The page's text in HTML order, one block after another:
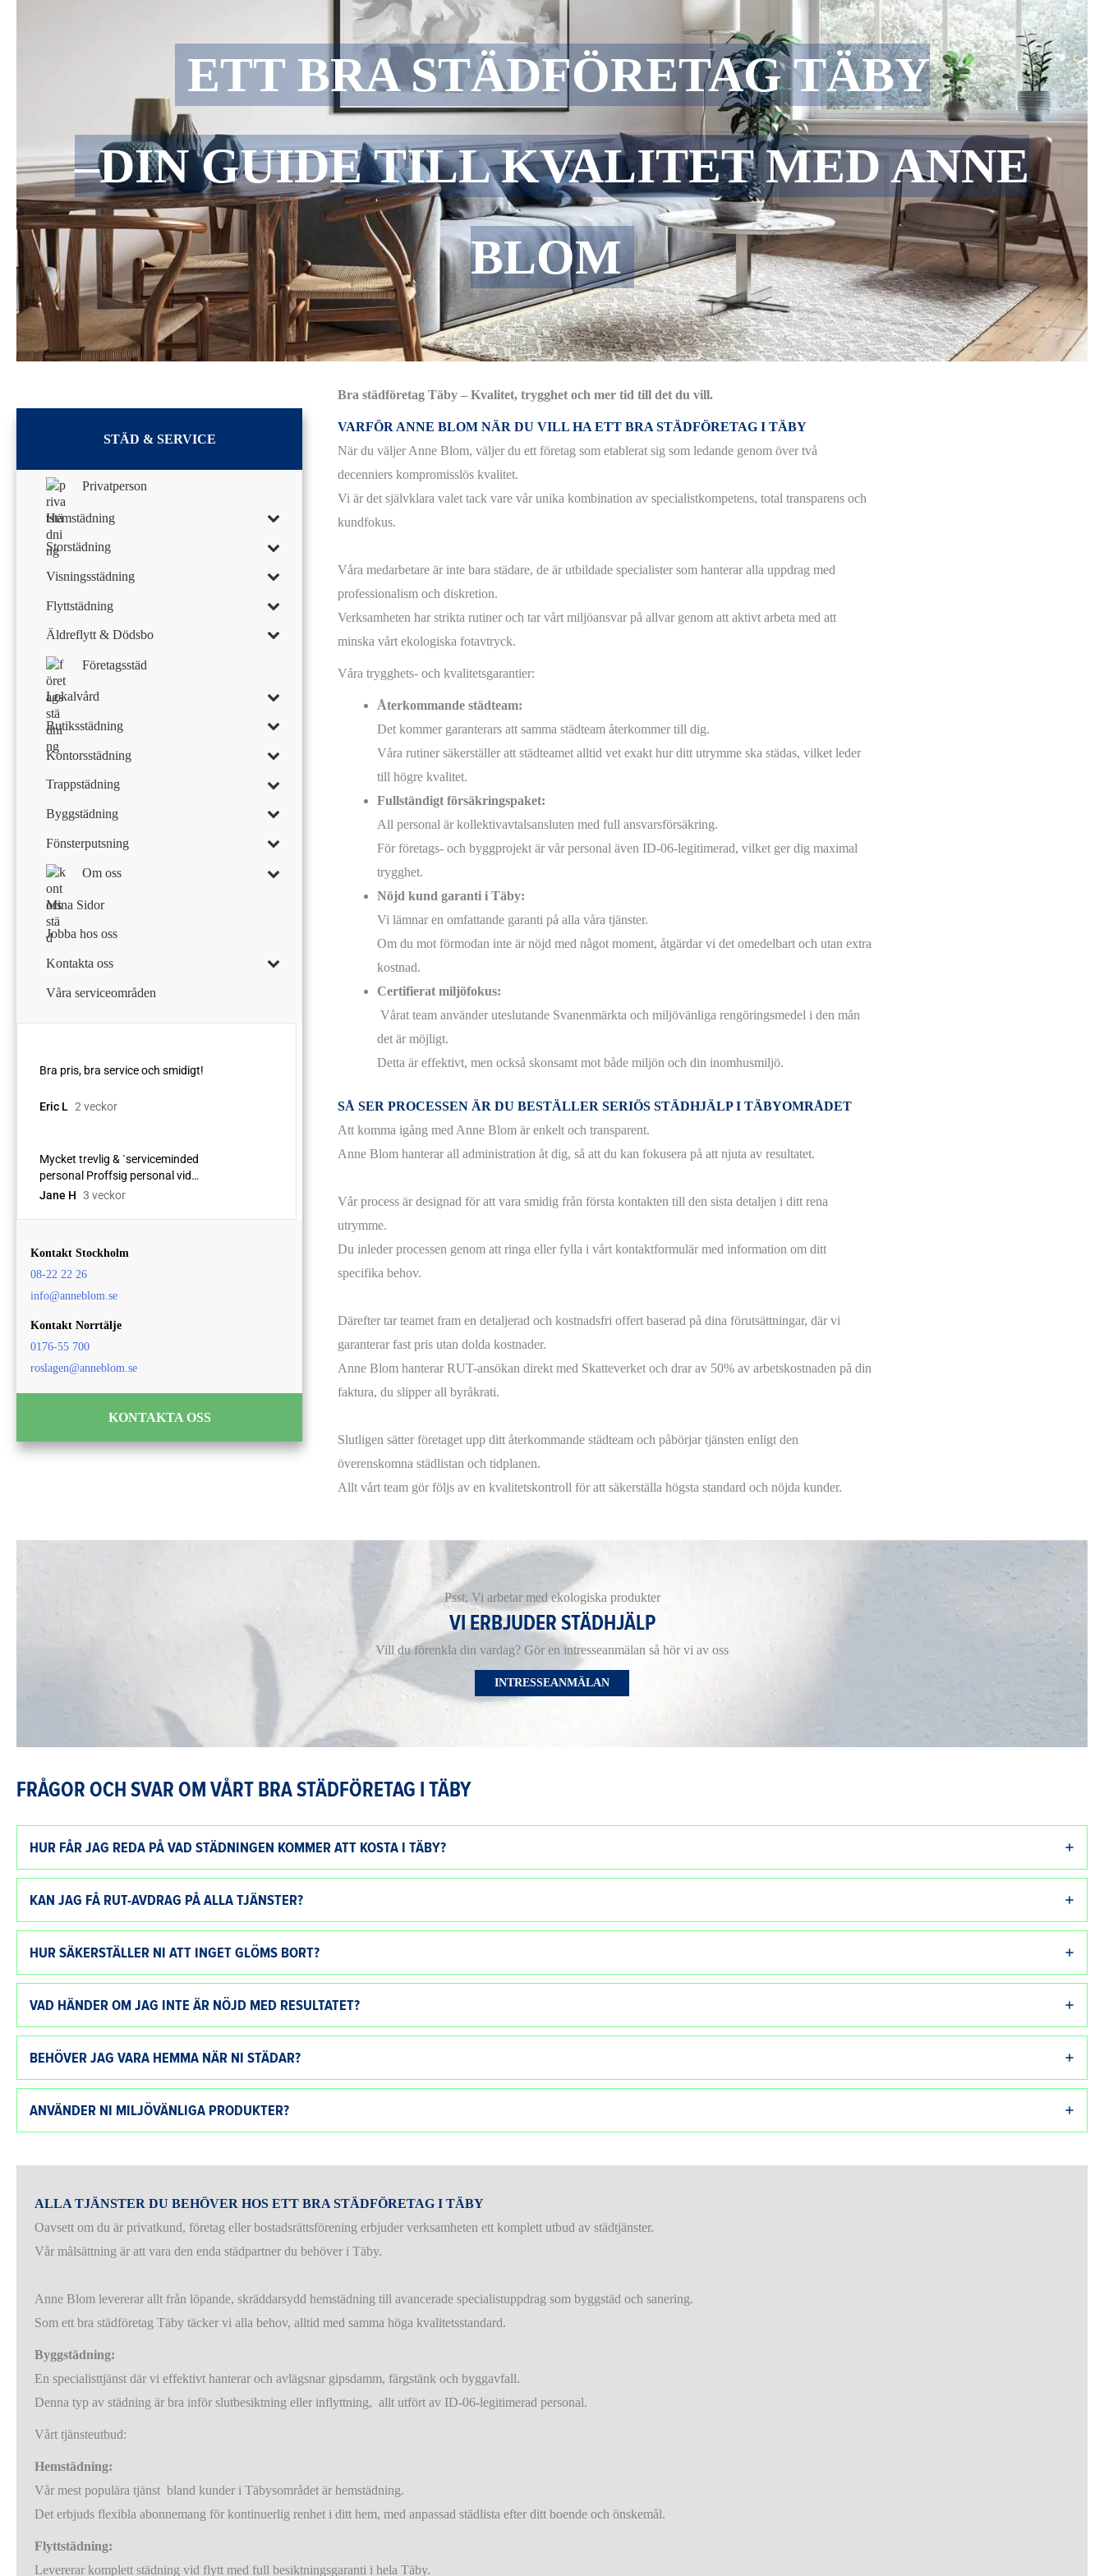
ETT BRA STÄDFÖRETAG TÄBY
–DIN GUIDE TILL KVALITET MED ANNE
BLOM
STÄD & SERVICE
Privatperson
Hemstädning
Storstädning
Visningsstädning
Flyttstädning
Äldreflytt & Dödsbo
Företagsstäd
Lokalvård
Butiksstädning
Kontorsstädning
Trappstädning
Byggstädning
Fönsterputsning
Om oss
Mina Sidor
Jobba hos oss
Kontakta oss
Våra serviceområden
Kontakt Stockholm
08-22 22 26
info@anneblom.se
Kontakt Norrtälje
0176-55 700
roslagen@anneblom.se
KONTAKTA OSS
Bra städföretag Täby – Kvalitet, trygghet och mer tid till det du vill.
VARFÖR ANNE BLOM NÄR DU VILL HA ETT BRA STÄDFÖRETAG I TÄBY
När du väljer Anne Blom, väljer du ett företag som etablerat sig som ledande genom över två
decenniers kompromisslös kvalitet.
Vi är det självklara valet tack vare vår unika kombination av specialistkompetens, total transparens och
kundfokus.
Våra medarbetare är inte bara städare, de är utbildade specialister som hanterar alla uppdrag med
professionalism och diskretion.
Verksamheten har strikta rutiner och tar vårt miljöansvar på allvar genom att aktivt arbeta med att
minska vårt ekologiska fotavtryck.
Våra trygghets- och kvalitetsgarantier:
Återkommande städteam:
Det kommer garanterars att samma städteam återkommer till dig.
Våra rutiner säkerställer att städteamet alltid vet exakt hur ditt utrymme ska städas, vilket leder
till högre kvalitet.
Fullständigt försäkringspaket:
All personal är kollektivavtalsansluten med full ansvarsförsäkring.
För företags- och byggprojekt är vår personal även ID-06-legitimerad, vilket ger dig maximal
trygghet.
Nöjd kund garanti i Täby:
Vi lämnar en omfattande garanti på alla våra tjänster.
Om du mot förmodan inte är nöjd med något moment, åtgärdar vi det omedelbart och utan extra
kostnad.
Certifierat miljöfokus:
Vårat team använder uteslutande Svanenmärkta och miljövänliga rengöringsmedel i den mån
det är möjligt.
Detta är effektivt, men också skonsamt mot både miljön och din inomhusmiljö.
SÅ SER PROCESSEN ÄR DU BESTÄLLER SERIÖS STÄDHJÄLP I TÄBYOMRÅDET
Att komma igång med Anne Blom är enkelt och transparent.
Anne Blom hanterar all administration åt dig, så att du kan fokusera på att njuta av resultatet.
Vår process är designad för att vara smidig från första kontakten till den sista detaljen i ditt rena
utrymme.
Du inleder processen genom att ringa eller fylla i vårt kontaktformulär med information om ditt
specifika behov.
Därefter tar teamet fram en detaljerad och kostnadsfri offert baserad på dina förutsättningar, där vi
garanterar fast pris utan dolda kostnader.
Anne Blom hanterar RUT-ansökan direkt med Skatteverket och drar av 50% av arbetskostnaden på din
faktura, du slipper all byråkrati.
Slutligen sätter företaget upp ditt återkommande städteam och påbörjar tjänsten enligt den
överenskomna städlistan och tidplanen.
Allt vårt team gör följs av en kvalitetskontroll för att säkerställa högsta standard och nöjda kunder.
Psst, Vi arbetar med ekologiska produkter
VI ERBJUDER STÄDHJÄLP
Vill du förenkla din vardag? Gör en intresseanmälan så hör vi av oss
INTRESSEANMÄLAN
FRÅGOR OCH SVAR OM VÅRT BRA STÄDFÖRETAG I TÄBY
HUR FÅR JAG REDA PÅ VAD STÄDNINGEN KOMMER ATT KOSTA I TÄBY?
KAN JAG FÅ RUT-AVDRAG PÅ ALLA TJÄNSTER?
HUR SÄKERSTÄLLER NI ATT INGET GLÖMS BORT?
VAD HÄNDER OM JAG INTE ÄR NÖJD MED RESULTATET?
BEHÖVER JAG VARA HEMMA NÄR NI STÄDAR?
ANVÄNDER NI MILJÖVÄNLIGA PRODUKTER?
ALLA TJÄNSTER DU BEHÖVER HOS ETT BRA STÄDFÖRETAG I TÄBY
Oavsett om du är privatkund, företag eller bostadsrättsförening erbjuder verksamheten ett komplett utbud av städtjänster.
Vår målsättning är att vara den enda städpartner du behöver i Täby.
Anne Blom levererar allt från löpande, skräddarsydd hemstädning till avancerade specialistuppdrag som byggstäd och sanering.
Som ett bra städföretag Täby täcker vi alla behov, alltid med samma höga kvalitetsstandard.
Byggstädning:
En specialisttjänst där vi effektivt hanterar och avlägsnar gipsdamm, färgstänk och byggavfall.
Denna typ av städning är bra inför slutbesiktning eller inflyttning, allt utfört av ID-06-legitimerad personal.
Vårt tjänsteutbud:
Hemstädning:
Vår mest populära tjänst bland kunder i Täbysområdet är hemstädning.
Det erbjuds flexibla abonnemang för kontinuerlig renhet i ditt hem, med anpassad städlista efter ditt boende och önskemål.
Flyttstädning:
Levererar komplett städning vid flytt med full besiktningsgaranti i hela Täby.